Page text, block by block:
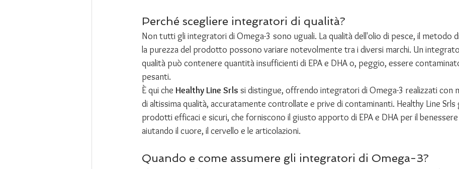
Perché scegliere integratori di qualità?
Non tutti gli integratori di Omega-3 sono uguali. La qualità dell'olio di pesce, il metodo
la purezza del prodotto possono variare notevolmente tra i diversi marchi. Un
qualità può contenere quantità insufficienti di EPA e DHA o, peggio, essere
pesanti.
È qui che Healthy Line Srls si distingue, offrendo integratori di Omega-3 realizzati con
di altissima qualità, accuratamente controllate e prive di contaminanti. Healthy Line Srls
prodotti efficaci e sicuri, che forniscono il giusto apporto di EPA e DHA per il
aiutando il cuore, il cervello e le articolazioni.
Quando e come assumere gli integratori di Omega-3?